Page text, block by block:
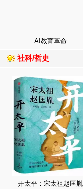
AI教育革命
社科/哲史
开太平：宋太祖赵匡胤